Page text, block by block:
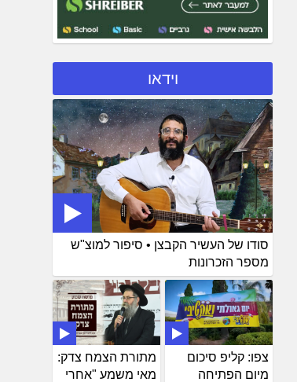
וידאו
סודו של העשיר הקבצן • סיפור למוצ"ש
מספר הזכרונות
מתורת הצמח צדק:
מאי משמע "אחרי
צפו: קליפ סיכום
מיום הפתיחה